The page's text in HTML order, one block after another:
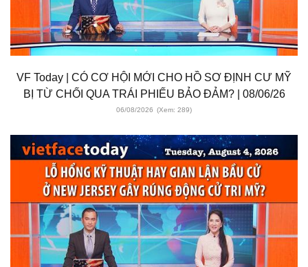
VF Today | CÓ CƠ HỘI MỚI CHO HỒ SƠ ĐỊNH CƯ MỸ
BỊ TỪ CHỐI QUA TRÁI PHIẾU BẢO ĐẢM? | 08/06/26
06/08/2026 (Xem: 289)